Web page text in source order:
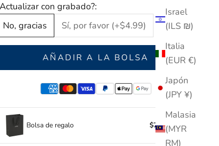
Israel
(ILS ₪)
Italia
(EUR €)
Japón
(JPY ¥)
Malasia
(MYR
RM)
con grabado?:
No, gracias
Sí, por favor (+$4.99)
AÑADIR A LA BOLSA
Bolsa de regalo $7.95